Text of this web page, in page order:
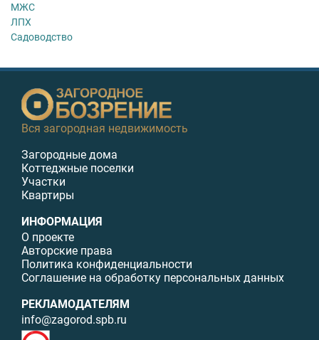
МЖС
ЛПХ
Садоводство
Вся загородная недвижимость
Загородные дома
Коттеджные поселки
Участки
Квартиры
ИНФОРМАЦИЯ
О проекте
Авторские права
Политика конфиденциальности
Соглашение на обработку персональных данных
РЕКЛАМОДАТЕЛЯМ
info@zagorod.spb.ru